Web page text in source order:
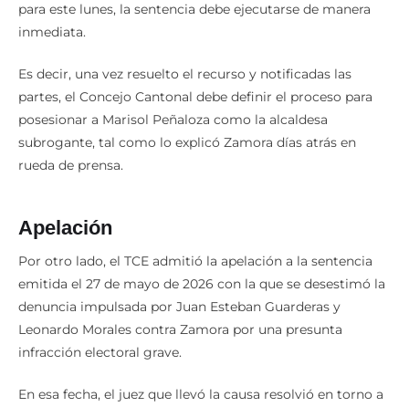
para este lunes, la sentencia debe ejecutarse de manera
inmediata.
Es decir, una vez resuelto el recurso y notificadas las
partes, el Concejo Cantonal debe definir el proceso para
posesionar a Marisol Peñaloza como la alcaldesa
subrogante, tal como lo explicó Zamora días atrás en
rueda de prensa.
Apelación
Por otro lado, el TCE admitió la apelación a la sentencia
emitida el 27 de mayo de 2026 con la que se desestimó la
denuncia impulsada por Juan Esteban Guarderas y
Leonardo Morales contra Zamora por una presunta
infracción electoral grave.
En esa fecha, el juez que llevó la causa resolvió en torno a